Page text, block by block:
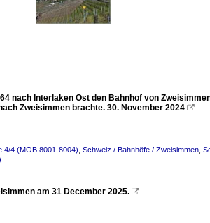
nach Interlaken Ost den Bahnhof von
Zweisimmen brachte. 30. November 2024 
4/4 (MOB 8001-8004) Schweiz / Bahnhöfe / Zweisimmen
am 31 December 2025. 